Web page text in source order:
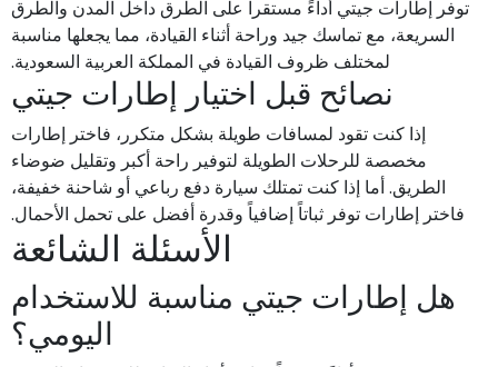
توفر إطارات جيتي أداءً مستقراً على الطرق داخل المدن والطرق
السريعة، مع تماسك جيد وراحة أثناء القيادة، مما يجعلها مناسبة
لمختلف ظروف القيادة في المملكة العربية السعودية.
نصائح قبل اختيار إطارات جيتي
إذا كنت تقود لمسافات طويلة بشكل متكرر، فاختر إطارات
مخصصة للرحلات الطويلة لتوفير راحة أكبر وتقليل ضوضاء
الطريق. أما إذا كنت تمتلك سيارة دفع رباعي أو شاحنة خفيفة،
فاختر إطارات توفر ثباتاً إضافياً وقدرة أفضل على تحمل الأحمال.
الأسئلة الشائعة
هل إطارات جيتي مناسبة للاستخدام
اليومي؟